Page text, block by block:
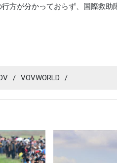
行方が分かっておらず、国際救
/ VOVWORLD /